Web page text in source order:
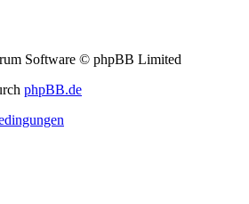
Software © phpBB Limited
phpBB.de